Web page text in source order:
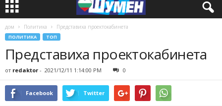
дом Политика Представиха проектокабинета
ПОЛИТИКА ТОП
Представиха проектокабинета
от redaktor - 2021/12/11 1:14:00 PM 0
Facebook Twitter